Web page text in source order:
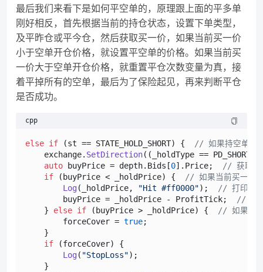
最后我们来看下是如何平空单的，原理跟上面的平多单
刚好相反，首先根据当前的持仓状态，设置下单类型，
及平昨仓或平今仓，然后获取买一价，如果当前买一价
小于空单开仓价格，就设置平空单的价格。如果当前买
一价大于空单开仓价格，就重置平仓次数变量为真，接
着平掉所有的空单，最后为了保险起见，再来判断平仓
是否成功。
cpp
else if (st == STATE_HOLD_SHORT) {
// 如果持空单
    exchange.
SetDirection((_holdType == PD_SHORT
auto buyPrice = depth.Bids[0].Price;
// 获取买
if (buyPrice < _holdPrice) {
// 如果当前买一价
Log(_holdPrice, "Hit #ff0000");
// 打印日
        buyPrice = _holdPrice - ProfitTick;
// 设
    }
else if (buyPrice > _holdPrice) {
// 如果当前
        forceCover =
true;
    }
if (forceCover) {
Log( "StopLoss");
    }